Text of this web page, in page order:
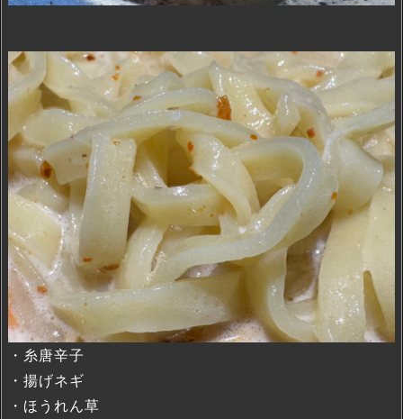
・糸唐辛子
・揚げネギ
・ほうれん草